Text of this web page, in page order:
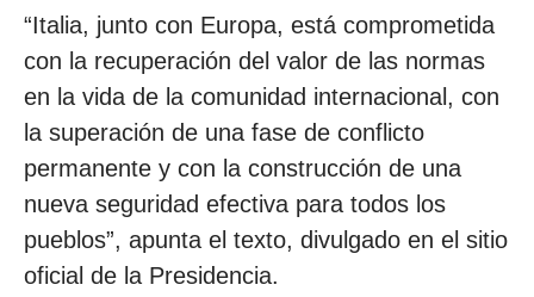
“Italia, junto con Europa, está comprometida
con la recuperación del valor de las normas
en la vida de la comunidad internacional, con
la superación de una fase de conflicto
permanente y con la construcción de una
nueva seguridad efectiva para todos los
pueblos”, apunta el texto, divulgado en el sitio
oficial de la Presidencia.